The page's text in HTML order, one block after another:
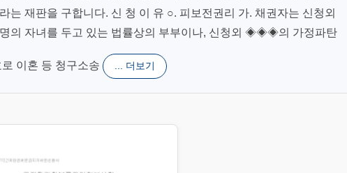
는 재판을 구합니다. 신 청 이 유 ○. 피보전권리 가. 채권자는 신청외
자녀를 두고 있는 법률상의 부부이나, 신청외 ◈◈◈의 가정파탄
이혼 등 청구소송 ... 더보기